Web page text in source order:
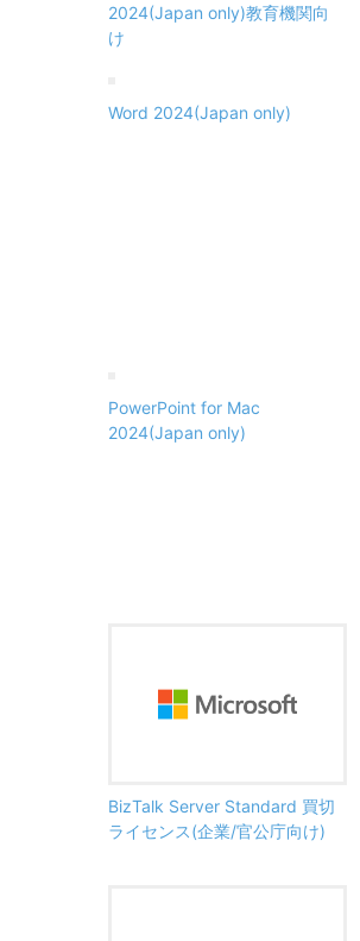
2024(Japan only)教育機関向
け
Word 2024(Japan only)
PowerPoint for Mac
2024(Japan only)
BizTalk Server Standard 買切
ライセンス(企業/官公庁向け)